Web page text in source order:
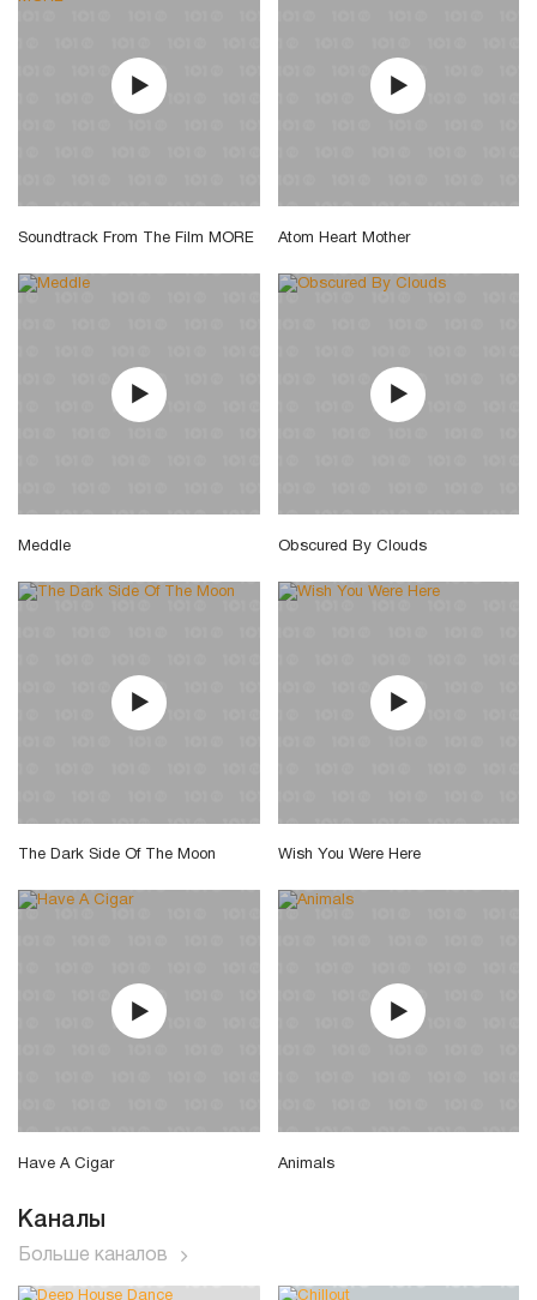
Soundtrack From The Film MORE Atom Heart Mother
Meddle Obscured By Clouds
The Dark Side Of The Moon Wish You Were Here
Have A Cigar Animals
Каналы
Больше каналов